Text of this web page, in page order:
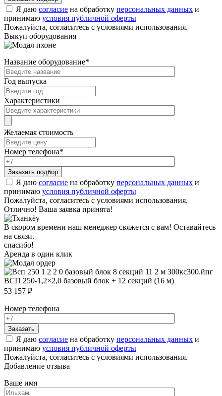
Я даю согласие на обработку персональных данных и
принимаю условия публичной оферты
Пожалуйста, согласитесь с условиями использования.
Выкуп оборудования
Название оборудование*
Год выпуска
Характеристики
Желаемая стоимость
Номер телефона*
Я даю согласие на обработку персональных данных и
принимаю условия публичной оферты
Пожалуйста, согласитесь с условиями использования.
Отлично! Ваша заявка принята!
В скором времени наш менеджер свяжется с вам! Оставайтесь
на связи.
спасибо!
Аренда в один клик
ВСП 250-1,2×2,0 базовый блок + 12 секций (16 м)
53 157 ₽
Номер телефона
Я даю согласие на обработку персональных данных и
принимаю условия публичной оферты
Пожалуйста, согласитесь с условиями использования.
Добавление отзыва
Ваше имя